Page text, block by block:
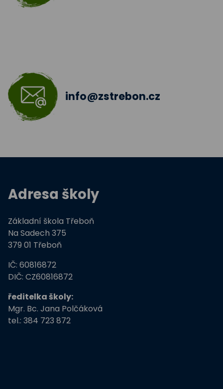
Šablony II.
Šablony 2016
Celé Česko čte dětem
Moderní technologie ve výuce
ZŠ Třeboň, Na Sadech jede do E
Tvořivá dílna žáků ZŠ Třeboň
Zdravé město Třeboň a ZŠ
Stromy, skřeti, dřeváci
EU peníze školám
info@zstrebon.cz
Adresa školy
Základní škola Třeboň
Na Sadech 375
379 01 Třeboň
IČ: 60816872
DIČ: CZ60816872
ředitelka školy:
Mgr. Bc. Jana Polčáková
tel.: 384 723 872